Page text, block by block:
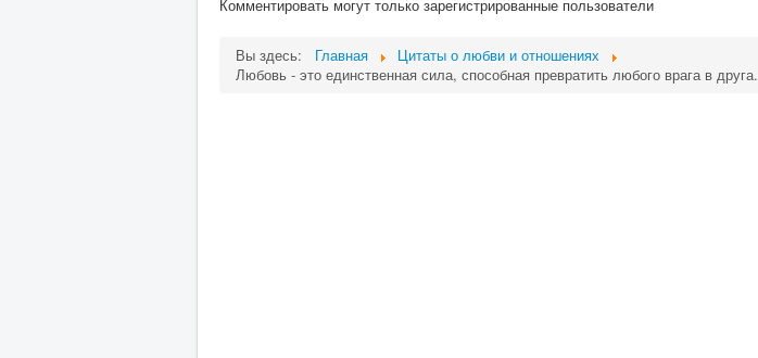
Комментировать могут только зарегистрированные пользователи
Вы здесь: Главная
Цитаты о любви и отношениях
Любовь - это единственная сила, способная превратить любого врага в друга.